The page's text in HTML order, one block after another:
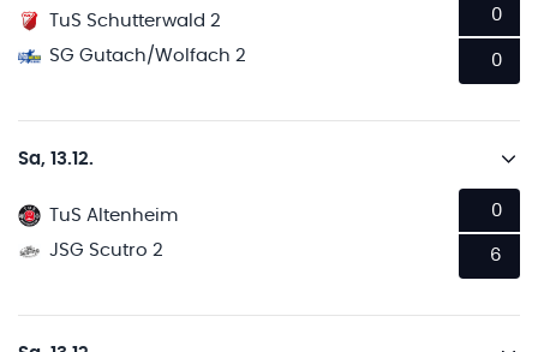
TuS Schutterwald 2
SG Gutach/Wolfach 2
0
0
Sa, 13.12.
TuS Altenheim
JSG Scutro 2
0
6